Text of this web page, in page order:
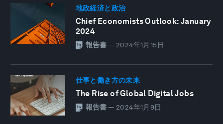
地政経済と政治
Chief Economists Outlook: January
2024
報告書 — 2024年1月15日
仕事と働き方の未来
The Rise of Global Digital Jobs
報告書 — 2024年1月9日